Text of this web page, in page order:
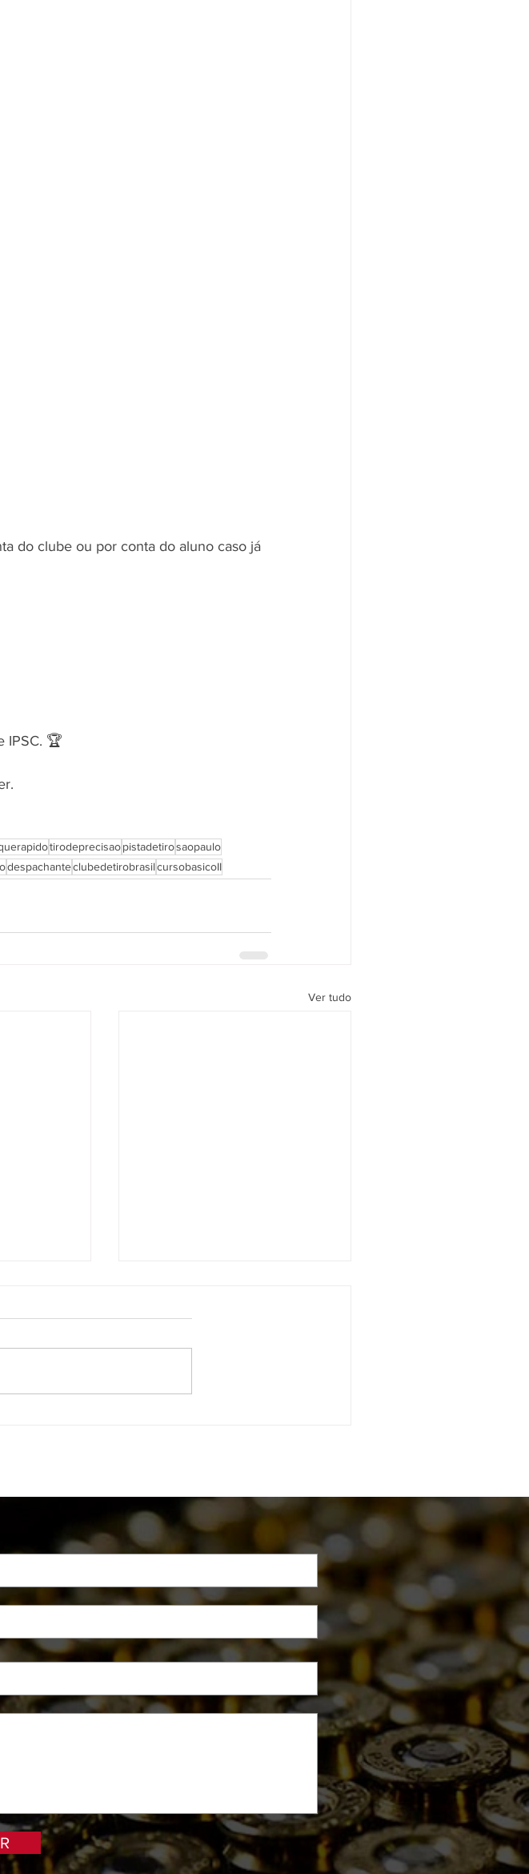
do clube ou por conta do aluno caso já
IPSC. 🏆
tirodeprecisaopistadetirosaopaulo
despachanteclubedetirobrasilcursobasicoII
Ver tudo